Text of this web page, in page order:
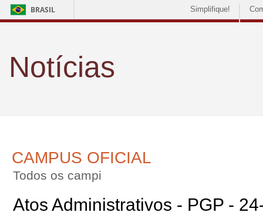
BRASIL Simplifique!
Notícias
CAMPUS OFICIAL
Todos os campi
Atos Administrativos - PGP -